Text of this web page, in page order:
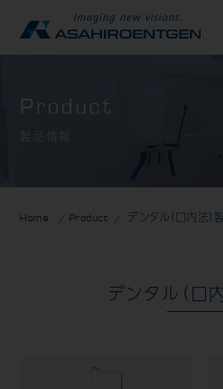
Philosophy 朝日の想い
Product
製品情報
Home Product デンタル（口内法）
デンタル（口